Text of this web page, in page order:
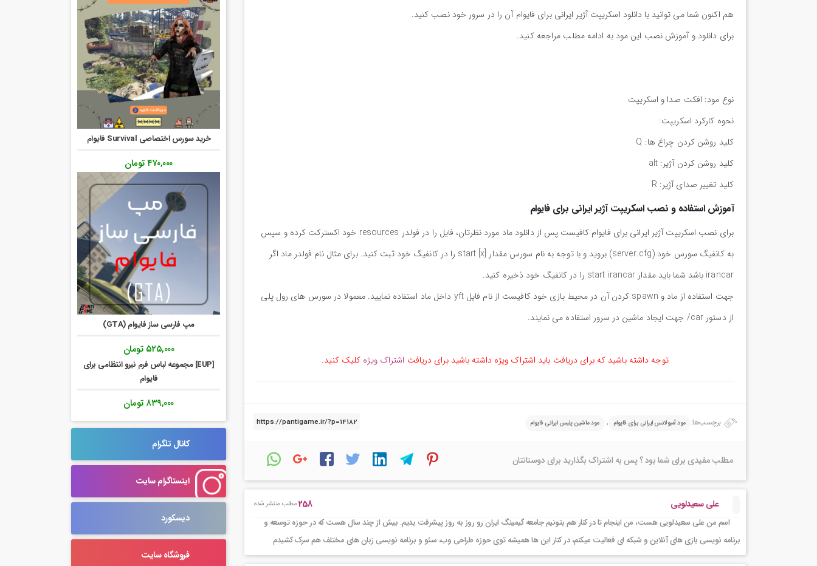
هم اکنون شما می توانید با دانلود اسکریپت آژیر ایرانی برای فایوام آن را در سرور خود نصب کنید.
برای دانلود و آموزش نصب این مود به ادامه مطلب مراجعه کنید.
نوع مود: افکت صدا و اسکریپت
نحوه کارکرد اسکریپت:
کلید روشن کردن چراغ ها: Q
کلید روشن کردن آژیر: alt
کلید تغییر صدای آژیر: R
آموزش استفاده و نصب اسکریپت آژیر ایرانی برای فایوام
برای نصب اسکریپت آژیر ایرانی برای فایوام کافیست پس از دانلود ماد مورد نظرتان، فایل را در فولدر resources خود اکسترکت کرده و سپس
به کانفیگ سورس خود (server.cfg) بروید و با توجه به نام سورس مقدار start [x] را در کانفیگ خود ثبت کنید. برای مثال نام فولدر ماد اگر
irancar باشد شما باید مقدار start irancar را در کانفیگ خود ذخیره کنید.
جهت استفاده از ماد و spawn کردن آن در محیط بازی خود کافیست از نام فایل yft داخل ماد استفاده نمایید. معمولا در سورس های رول پلی
از دستور car/ جهت ایجاد ماشین در سرور استفاده می نمایند.
توجه داشته باشید که برای دریافت باید اشتراک ویژه داشته باشید برای دریافت اشتراک ویژه کلیک کنید.
برچسب‌ها: مود آمبولانس ایرانی برای فایوام , مود ماشین پلیس ایرانی فایوام
مطلب مفیدی برای شما بود ؟ پس به اشتراک بگذارید برای دوستانتان
علی سعیدلویی 258مطلب منتشر شده
اسم من علی سعیدلویی هست، من اینجام تا در کنار هم بتونیم جامعه گیمینگ ایران رو روز به روز پیشرفت بدیم. بیش از چند سال هست که در حوزه توسعه و
برنامه نویسی بازی های آنلاین و شبکه ای فعالیت میکنم، در کنار این ها همیشه توی حوزه طراحی وب، سئو و برنامه نویسی زبان های مختلف هم سرک کشیدم
خرید سورس اختصاصی Survival فایوام
۴۷۰,۰۰۰تومان
مپ فارسی ساز فایوام (GTA)
۵۲۵,۰۰۰ تومان
[EUP] مجموعه لباس فرم نیرو انتظامی برای
فایوام
۸۳۹,۰۰۰ تومان
کانال تلگرام
اینستاگرام سایت
دیسکورد
فروشگاه سایت